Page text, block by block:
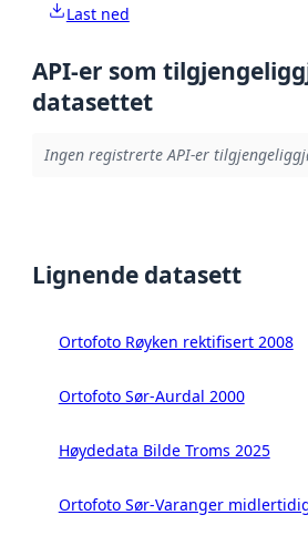
Last ned
API-er som
datasettet
Ingen registrerte API-er
Lignende datasett
Ortofoto Røyken rektifisert 2008
Ortofoto Sør-Aurdal 2000
Høydedata Bilde Troms 2025
Ortofoto Sør-Varanger